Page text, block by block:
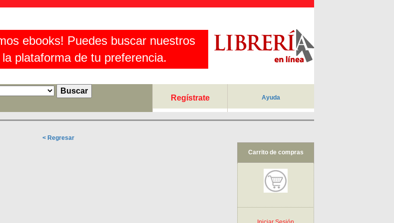
ebooks! Puedes buscar nuestros
plataforma de tu preferencia.
Regístrate
Ayuda
< Regresar
Carrito de compras